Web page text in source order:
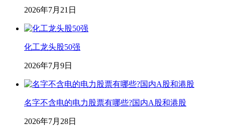
2026年7月21日
化工龙头股50强
2026年7月9日
名字不含电的电力股票有哪些?国内A股和港股
2026年7月28日